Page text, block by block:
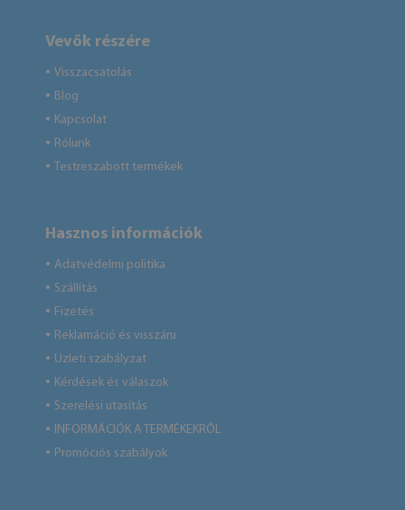
Vevők részére
● Visszacsatolás
● Blog
● Kapcsolat
● Rólunk
● Testreszabott termékek
Hasznos információk
● Adatvédelmi politika
● Szállítás
● Fizetés
● Reklamáció és visszáru
● Üzleti szabályzat
● Kérdések és válaszok
● Szerelési utasítás
● INFORMÁCIÓK A TERMÉKEKRŐL
● Promóciós szabályok